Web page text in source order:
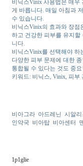
비닉스Vinix 사용법은 매우
게 바릅니다. 매일 아침과
수 있습니다.
비닉스Vinix의 효과와 장점
하고 건강한 피부를 유지할
니다.
비닉스Vinix를 선택해야 하
다양한 피부 문제에 대한
통합될 수 있다는 것도 중
키워드: 비닉스, Vinix, 피부
비아그라 아드레닌 시알
인약국 비아탑 비아센터
1p1glie